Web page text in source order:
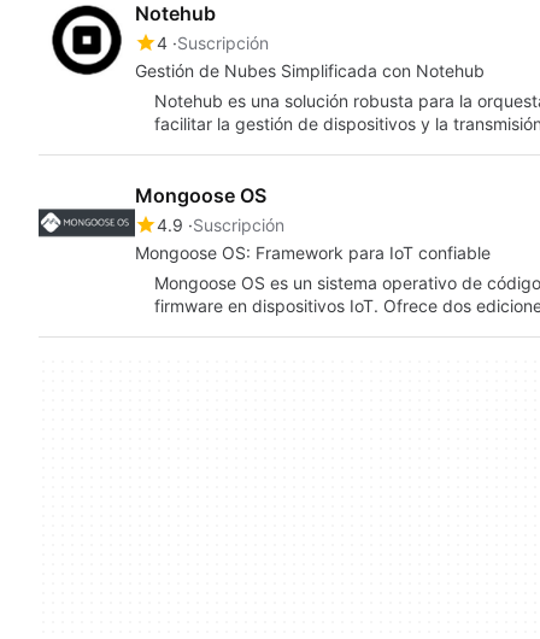
Notehub
4 Suscripción
Gestión de Nubes Simplificada con Notehub
Notehub es una solución robusta para la
facilitar la gestión de dispositivos y la
Mongoose OS
4.9 Suscripción
Mongoose OS: Framework para IoT confiable
Mongoose OS es un sistema operativo de
firmware en dispositivos IoT. Ofrece dos